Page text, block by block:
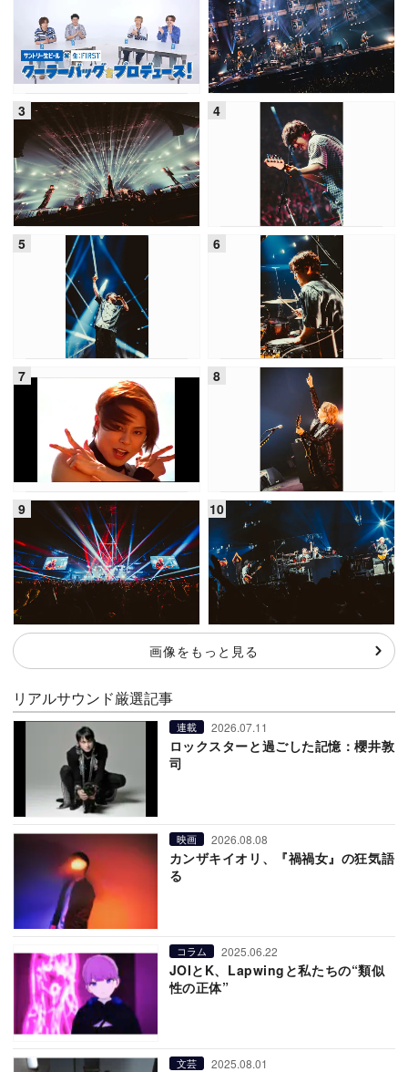
画像をもっと見る
リアルサウンド厳選記事
連載 2026.07.11
ロックスターと過ごした記憶：櫻井敦
司
映画 2026.08.08
カンザキイオリ、『禍禍女』の狂気語
る
コラム 2025.06.22
JOIとK、Lapwingと私たちの“類似
性の正体”
文芸 2025.08.01